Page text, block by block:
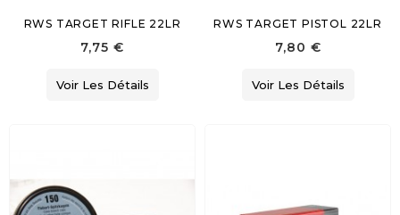
RWS TARGET RIFLE 22LR
7,75 €
Voir Les Détails
RWS TARGET PISTOL 22LR
7,80 €
Voir Les Détails